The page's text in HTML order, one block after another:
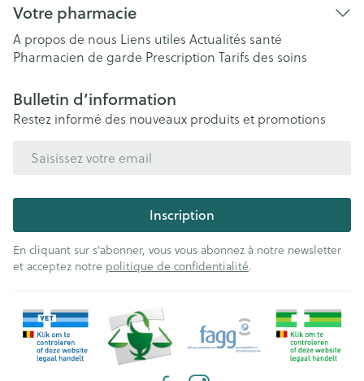
Votre pharmacie
A propos de nous Liens utiles Actualités santé
Pharmacien de garde Prescription Tarifs des soins
Bulletin d’information
Restez informé des nouveaux produits et promotions
Inscription
En cliquant sur s'abonner, vous vous abonnez à notre newsletter
et acceptez notre politique de confidentialité.